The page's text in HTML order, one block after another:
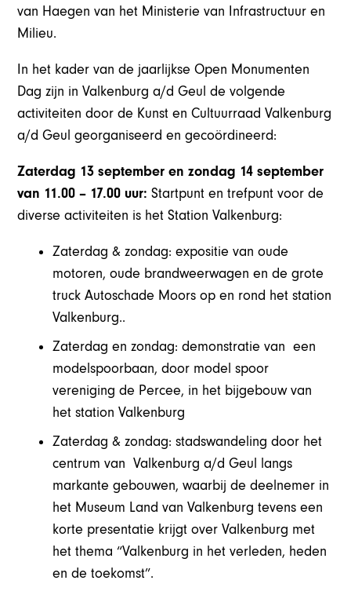
van Haegen van het Ministerie van Infrastructuur en
Milieu.
In het kader van de jaarlijkse Open Monumenten
Dag zijn in Valkenburg a/d Geul de volgende
activiteiten door de Kunst en Cultuurraad Valkenburg
a/d Geul georganiseerd en gecoördineerd:
Zaterdag 13 september en zondag 14 september
van 11.00 – 17.00 uur:Startpunt en trefpunt voor de
diverse activiteiten is het Station Valkenburg:
Zaterdag & zondag: expositie van oude
motoren, oude brandweerwagen en de grote
truck Autoschade Moors op en rond het station
Valkenburg..
Zaterdag en zondag: demonstratie van een
modelspoorbaan, door model spoor
vereniging de Percee, in het bijgebouw van
het station Valkenburg
Zaterdag & zondag: stadswandeling door het
centrum van Valkenburg a/d Geul langs
markante gebouwen, waarbij de deelnemer in
het Museum Land van Valkenburg tevens een
korte presentatie krijgt over Valkenburg met
het thema “Valkenburg in het verleden, heden
en de toekomst”.